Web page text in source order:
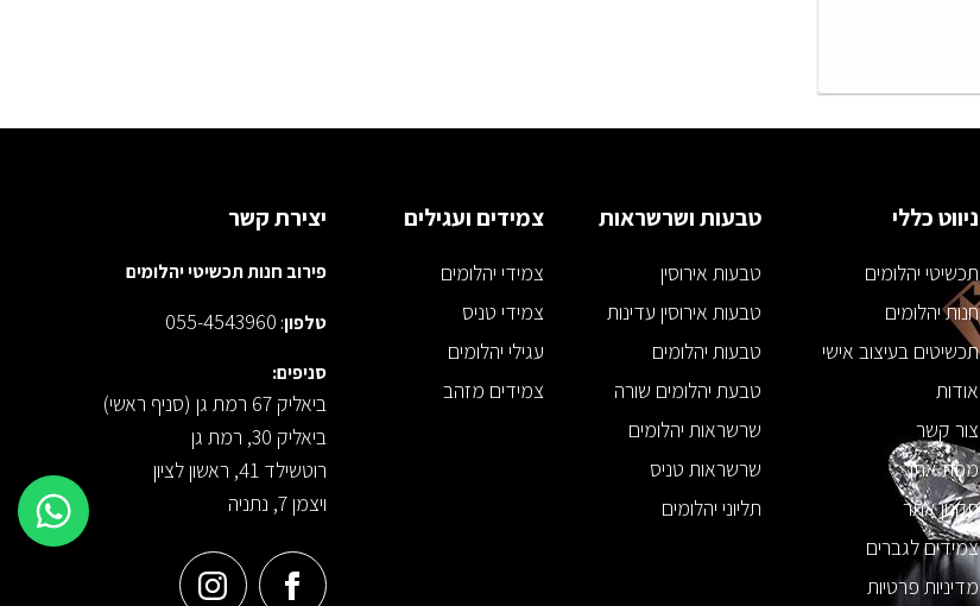
ניווט כללי
תכשיטי יהלומים
חנות יהלומים
תכשיטים בעיצוב אישי
אודות
צור קשר
מפת אתר
תקנון אתר
צמידים לגברים
מדיניות פרטיות
טבעות ושרשראות
טבעות אירוסין
טבעות אירוסין עדינות
טבעות יהלומים
טבעת יהלומים שורה
שרשראות יהלומים
שרשראות טניס
תליוני יהלומים
צמידים ועגילים
צמידי יהלומים
צמידי טניס
עגילי יהלומים
צמידים מזהב
יצירת קשר
פירוב חנות תכשיטי יהלומים
טלפון:
055-4543960
סניפים:
ביאליק 67 רמת גן (סניף ראשי)
ביאליק 30, רמת גן
רוטשילד 41, ראשון לציון
ויצמן 7, נתניה